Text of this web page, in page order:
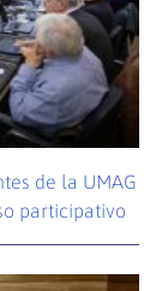
de la UMAG
participativo